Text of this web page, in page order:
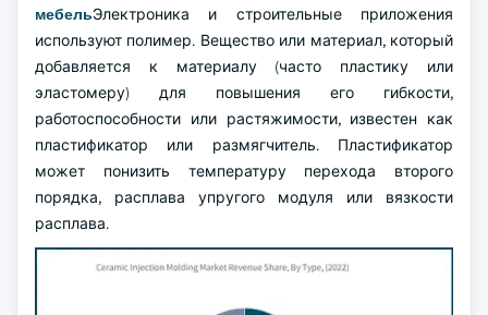
мебельЭлектроника и строительные приложения
используют полимер. Вещество или материал, который
добавляется к материалу (часто пластику или
эластомеру) для повышения его гибкости,
работоспособности или растяжимости, известен как
пластификатор или размягчитель. Пластификатор
может понизить температуру перехода второго
порядка, расплава упругого модуля или вязкости
расплава.